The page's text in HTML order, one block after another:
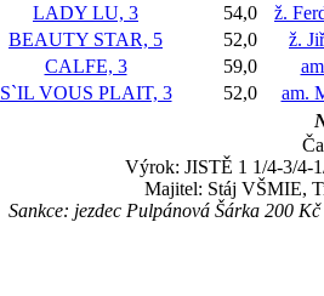
LADY LU, 3 54,0
ž.
BEAUTY STAR, 5 52,0
ž.
CALFE, 3 59,0
S`IL VOUS PLAIT, 3 52,0
am.
Výrok: JISTĚ 1 1/4-3/4-
Majitel: Stáj VŠMIE,
Sankce: jezdec Pulpánová Šárka 200